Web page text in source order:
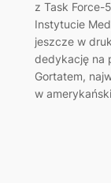
z Task Force-
Instytucie
jeszcze w
dedykację na
Gortatem,
w